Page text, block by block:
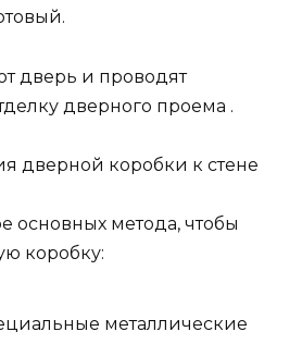
дверь и проводят
дверного проема .
дверной коробки к стене
основных метода, чтобы
коробку:
металлические